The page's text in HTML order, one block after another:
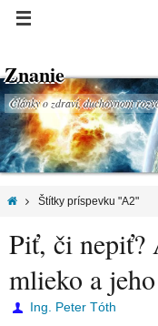
Znanie
Články o zdraví, duchovnom
Štítky príspevku "A2"
Piť, či nepiť?
mlieko a
Ing. Peter Tóth